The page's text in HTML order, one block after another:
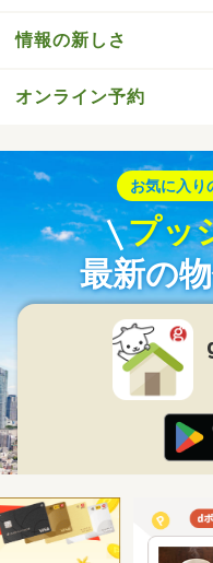
情報の新しさ
オンライン予約
お気に入り
プッ
最新の